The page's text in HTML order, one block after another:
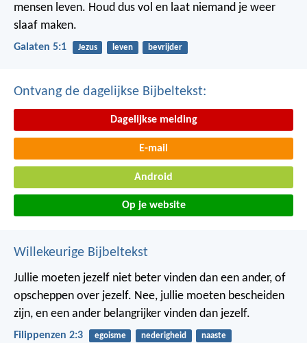
mensen leven. Houd dus vol en laat niemand je weer
slaaf maken.
Galaten 5:1 Jezus leven bevrijder
Ontvang de dagelijkse Bijbeltekst:
Dagelijkse melding
E-mail
Android
Op je website
Willekeurige Bijbeltekst
Jullie moeten jezelf niet beter vinden dan een ander, of
opscheppen over jezelf. Nee, jullie moeten bescheiden
zijn, en een ander belangrijker vinden dan jezelf.
Filippenzen 2:3 egoisme nederigheid naaste